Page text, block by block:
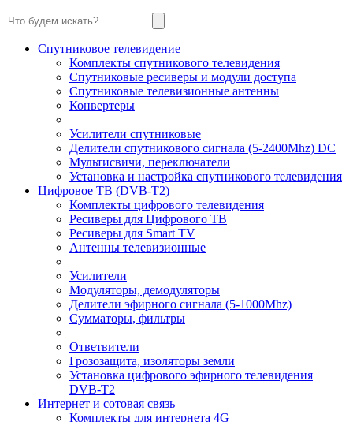
Спутниковое телевидение
Комплекты спутникового телевидения
Спутниковые ресиверы и модули доступа
Спутниковые телевизионные антенны
Конвертеры
Усилители спутниковые
Делители спутникового сигнала (5-2400Mhz) DC
Мультисвичи, переключатели
Установка и настройка спутникового телевидения
Цифровое ТВ (DVB-T2)
Комплекты цифрового телевидения
Ресиверы для Цифрового ТВ
Ресиверы для Smart TV
Антенны телевизионные
Усилители
Модуляторы, демодуляторы
Делители эфирного сигнала (5-1000Mhz)
Сумматоры, фильтры
Ответвители
Грозозащита, изоляторы земли
Установка цифрового эфирного телевидения
DVB-T2
Интернет и сотовая связь
Комплекты для интернета 4G